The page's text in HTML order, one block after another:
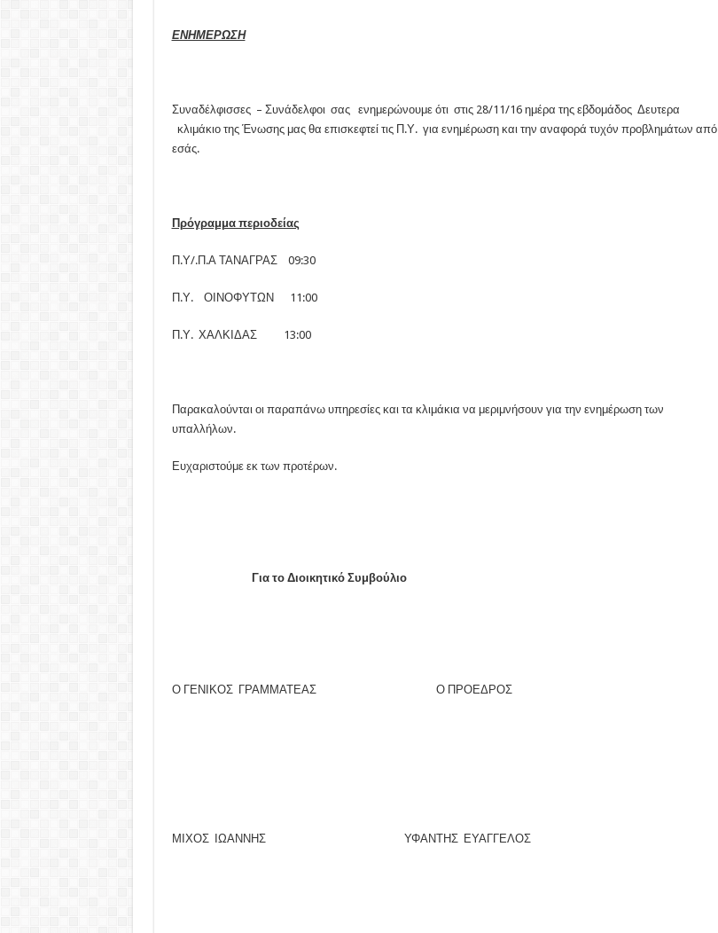
ΕΝΗΜΕΡΩΣΗ
Συναδέλφισσες – Συνάδελφοι σας ενημερώνουμε ότι στις 28/11/16 ημέρα της εβδομάδος Δευτερα
κλιμάκιο της Ένωσης μας θα επισκεφτεί τις Π.Υ. για ενημέρωση και την αναφορά τυχόν προβλημάτων από
εσάς.
Πρόγραμμα περιοδείας
Π.Υ/.Π.Α ΤΑΝΑΓΡΑΣ 09:30
Π.Υ. ΟΙΝΟΦΥΤΩΝ 11:00
Π.Υ. ΧΑΛΚΙΔΑΣ 13:00
Παρακαλούνται οι παραπάνω υπηρεσίες και τα κλιμάκια να μεριμνήσουν για την ενημέρωση των
υπαλλήλων.
Ευχαριστούμε εκ των προτέρων.
Για το Διοικητικό Συμβούλιο
Ο ΓΕΝΙΚΟΣ ΓΡΑΜΜΑΤΕΑΣ Ο ΠΡΟΕΔΡΟΣ
ΜΙΧΟΣ ΙΩΑΝΝΗΣ ΥΦΑΝΤΗΣ ΕΥΑΓΓΕΛΟΣ